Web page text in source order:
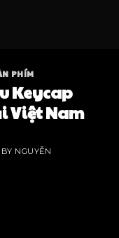
PHÍM
Keycap
Việt Nam
BY NGUYỄN